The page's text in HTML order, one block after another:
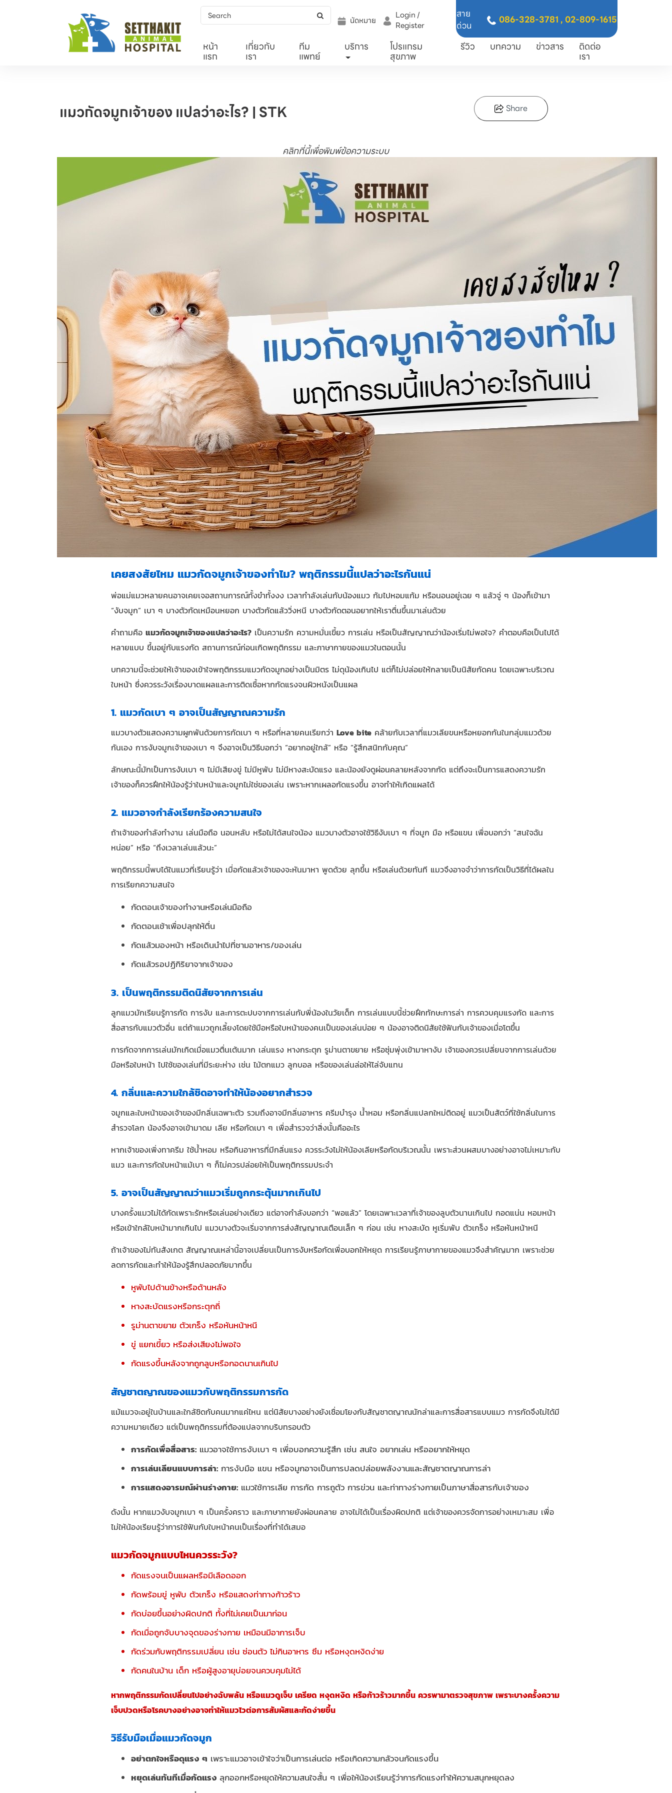
นัดหมาย
Login /
Register
สาย
ด่วน
086-328-3781 ,02-809-1615
หน้า
แรก
เกี่ยวกับ
เรา
ทีม
แพทย์
บริการ โปรแกรม
สุขภาพ
รีวิว บทความ ข่าวสาร ติดต่อ
เรา
แมวกัดจมูกเจ้าของ แปลว่าอะไร? | STK Share
คลิกที่นี้เพื่อพิมพ์ข้อความระบบ
เคยสงสัยไหม แมวกัดจมูกเจ้าของทำไม? พฤติกรรมนี้แปลว่าอะไรกันแน่
พ่อแม่แมวหลายคนอาจเคยเจอสถานการณ์ทั้งขำทั้งงง เวลากำลังเล่นกับน้องแมว ก้มไปหอมแก้ม หรือนอนอยู่เฉย ๆ แล้วจู่ ๆ น้องก็เข้ามา
“งับจมูก” เบา ๆ บางตัวกัดเหมือนหยอก บางตัวกัดแล้ววิ่งหนี บางตัวกัดตอนอยากให้เราตื่นขึ้นมาเล่นด้วย
คำถามคือ แมวกัดจมูกเจ้าของแปลว่าอะไร?เป็นความรัก ความหมั่นเขี้ยว การเล่น หรือเป็นสัญญาณว่าน้องเริ่มไม่พอใจ? คำตอบคือเป็นไปได้
หลายแบบ ขึ้นอยู่กับแรงกัด สถานการณ์ก่อนเกิดพฤติกรรม และภาษากายของแมวในตอนนั้น
บทความนี้จะช่วยให้เจ้าของเข้าใจพฤติกรรมแมวกัดจมูกอย่างเป็นมิตร ไม่ดุน้องเกินไป แต่ก็ไม่ปล่อยให้กลายเป็นนิสัยกัดคน โดยเฉพาะบริเวณ
ใบหน้า ซึ่งควรระวังเรื่องบาดแผลและการติดเชื้อหากกัดแรงจนผิวหนังเป็นแผล
1. แมวกัดเบา ๆ อาจเป็นสัญญาณความรัก
แมวบางตัวแสดงความผูกพันด้วยการกัดเบา ๆ หรือที่หลายคนเรียกว่า Love biteคล้ายกับเวลาที่แมวเลียขนหรือหยอกกันในกลุ่มแมวด้วย
กันเอง การงับจมูกเจ้าของเบา ๆ จึงอาจเป็นวิธีบอกว่า “อยากอยู่ใกล้” หรือ “รู้สึกสนิทกับคุณ”
ลักษณะนี้มักเป็นการงับเบา ๆ ไม่มีเสียงขู่ ไม่มีหูพับ ไม่มีหางสะบัดแรง และน้องยังดูผ่อนคลายหลังจากกัด แต่ถึงจะเป็นการแสดงความรัก
เจ้าของก็ควรฝึกให้น้องรู้ว่าใบหน้าและจมูกไม่ใช่ของเล่น เพราะหากเผลอกัดแรงขึ้น อาจทำให้เกิดแผลได้
2. แมวอาจกำลังเรียกร้องความสนใจ
ถ้าเจ้าของกำลังทำงาน เล่นมือถือ นอนหลับ หรือไม่ได้สนใจน้อง แมวบางตัวอาจใช้วิธีงับเบา ๆ ที่จมูก มือ หรือแขน เพื่อบอกว่า “สนใจฉัน
หน่อย” หรือ “ถึงเวลาเล่นแล้วนะ”
พฤติกรรมนี้พบได้ในแมวที่เรียนรู้ว่า เมื่อกัดแล้วเจ้าของจะหันมาหา พูดด้วย ลุกขึ้น หรือเล่นด้วยทันที แมวจึงอาจจำว่าการกัดเป็นวิธีที่ได้ผลใน
การเรียกความสนใจ
กัดตอนเจ้าของทำงานหรือเล่นมือถือ
กัดตอนเช้าเพื่อปลุกให้ตื่น
กัดแล้วมองหน้า หรือเดินนำไปที่ชามอาหาร/ของเล่น
กัดแล้วรอปฏิกิริยาจากเจ้าของ
3. เป็นพฤติกรรมติดนิสัยจากการเล่น
ลูกแมวมักเรียนรู้การกัด การงับ และการตะปบจากการเล่นกับพี่น้องในวัยเด็ก การเล่นแบบนี้ช่วยฝึกทักษะการล่า การควบคุมแรงกัด และการ
สื่อสารกับแมวตัวอื่น แต่ถ้าแมวถูกเลี้ยงโดยใช้มือหรือใบหน้าของคนเป็นของเล่นบ่อย ๆ น้องอาจติดนิสัยใช้ฟันกับเจ้าของเมื่อโตขึ้น
การกัดจากการเล่นมักเกิดเมื่อแมวตื่นเต้นมาก เล่นแรง หางกระตุก รูม่านตาขยาย หรือซุ่มพุ่งเข้ามาหางับ เจ้าของควรเปลี่ยนจากการเล่นด้วย
มือหรือใบหน้า ไปใช้ของเล่นที่มีระยะห่าง เช่น ไม้ตกแมว ลูกบอล หรือของเล่นล่อให้ไล่จับแทน
4. กลิ่นและความใกล้ชิดอาจทำให้น้องอยากสำรวจ
จมูกและใบหน้าของเจ้าของมีกลิ่นเฉพาะตัว รวมถึงอาจมีกลิ่นอาหาร ครีมบำรุง น้ำหอม หรือกลิ่นแปลกใหม่ติดอยู่ แมวเป็นสัตว์ที่ใช้กลิ่นในการ
สำรวจโลก น้องจึงอาจเข้ามาดม เลีย หรือกัดเบา ๆ เพื่อสำรวจว่าสิ่งนั้นคืออะไร
หากเจ้าของเพิ่งทาครีม ใช้น้ำหอม หรือกินอาหารที่มีกลิ่นแรง ควรระวังไม่ให้น้องเลียหรือกัดบริเวณนั้น เพราะส่วนผสมบางอย่างอาจไม่เหมาะกับ
แมว และการกัดใบหน้าแม้เบา ๆ ก็ไม่ควรปล่อยให้เป็นพฤติกรรมประจำ
5. อาจเป็นสัญญาณว่าแมวเริ่มถูกกระตุ้นมากเกินไป
บางครั้งแมวไม่ได้กัดเพราะรักหรือเล่นอย่างเดียว แต่อาจกำลังบอกว่า “พอแล้ว” โดยเฉพาะเวลาที่เจ้าของลูบตัวนานเกินไป กอดแน่น หอมหน้า
หรือเข้าใกล้ใบหน้ามากเกินไป แมวบางตัวจะเริ่มจากการส่งสัญญาณเตือนเล็ก ๆ ก่อน เช่น หางสะบัด หูเริ่มพับ ตัวเกร็ง หรือหันหน้าหนี
ถ้าเจ้าของไม่ทันสังเกต สัญญาณเหล่านี้อาจเปลี่ยนเป็นการงับหรือกัดเพื่อบอกให้หยุด การเรียนรู้ภาษากายของแมวจึงสำคัญมาก เพราะช่วย
ลดการกัดและทำให้น้องรู้สึกปลอดภัยมากขึ้น
หูพับไปด้านข้างหรือด้านหลัง
หางสะบัดแรงหรือกระตุกถี่
รูม่านตาขยาย ตัวเกร็ง หรือหันหน้าหนี
ขู่ แยกเขี้ยว หรือส่งเสียงไม่พอใจ
กัดแรงขึ้นหลังจากถูกลูบหรือกอดนานเกินไป
สัญชาตญาณของแมวกับพฤติกรรมการกัด
แม้แมวจะอยู่ในบ้านและใกล้ชิดกับคนมากแค่ไหน แต่นิสัยบางอย่างยังเชื่อมโยงกับสัญชาตญาณนักล่าและการสื่อสารแบบแมว การกัดจึงไม่ได้มี
ความหมายเดียว แต่เป็นพฤติกรรมที่ต้องแปลจากบริบทรอบตัว
การกัดเพื่อสื่อสาร:แมวอาจใช้การงับเบา ๆ เพื่อบอกความรู้สึก เช่น สนใจ อยากเล่น หรืออยากให้หยุด
การเล่นเลียนแบบการล่า:การงับมือ แขน หรือจมูกอาจเป็นการปลดปล่อยพลังงานและสัญชาตญาณการล่า
การแสดงอารมณ์ผ่านร่างกาย:แมวใช้การเลีย การกัด การถูตัว การข่วน และท่าทางร่างกายเป็นภาษาสื่อสารกับเจ้าของ
ดังนั้น หากแมวงับจมูกเบา ๆ เป็นครั้งคราว และภาษากายยังผ่อนคลาย อาจไม่ได้เป็นเรื่องผิดปกติ แต่เจ้าของควรจัดการอย่างเหมาะสม เพื่อ
ไม่ให้น้องเรียนรู้ว่าการใช้ฟันกับใบหน้าคนเป็นเรื่องที่ทำได้เสมอ
แมวกัดจมูกแบบไหนควรระวัง?
กัดแรงจนเป็นแผลหรือมีเลือดออก
กัดพร้อมขู่ หูพับ ตัวเกร็ง หรือแสดงท่าทางก้าวร้าว
กัดบ่อยขึ้นอย่างผิดปกติ ทั้งที่ไม่เคยเป็นมาก่อน
กัดเมื่อถูกจับบางจุดของร่างกาย เหมือนมีอาการเจ็บ
กัดร่วมกับพฤติกรรมเปลี่ยน เช่น ซ่อนตัว ไม่กินอาหาร ซึม หรือหงุดหงิดง่าย
กัดคนในบ้าน เด็ก หรือผู้สูงอายุบ่อยจนควบคุมไม่ได้
หากพฤติกรรมกัดเปลี่ยนไปอย่างฉับพลัน หรือแมวดูเจ็บ เครียด หงุดหงิด หรือก้าวร้าวมากขึ้น ควรพามาตรวจสุขภาพ เพราะบางครั้งความ
เจ็บปวดหรือโรคบางอย่างอาจทำให้แมวไวต่อการสัมผัสและกัดง่ายขึ้น
วิธีรับมือเมื่อแมวกัดจมูก
อย่าตกใจหรือดุแรง ๆ เพราะแมวอาจเข้าใจว่าเป็นการเล่นต่อ หรือเกิดความกลัวจนกัดแรงขึ้น
หยุดเล่นทันทีเมื่อกัดแรงลุกออกหรือหยุดให้ความสนใจสั้น ๆ เพื่อให้น้องเรียนรู้ว่าการกัดแรงทำให้ความสนุกหยุดลง